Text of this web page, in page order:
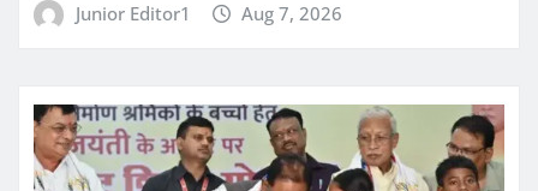
Junior Editor1 Aug 7, 2026